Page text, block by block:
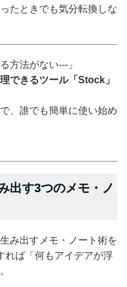
たときでも気分転換しな
方法がない---」
できるツール「Stock」
、誰でも簡単に使い始め
出す3つのメモ・ノ
み出すメモ・ノート術を
れば「何もアイデアが浮